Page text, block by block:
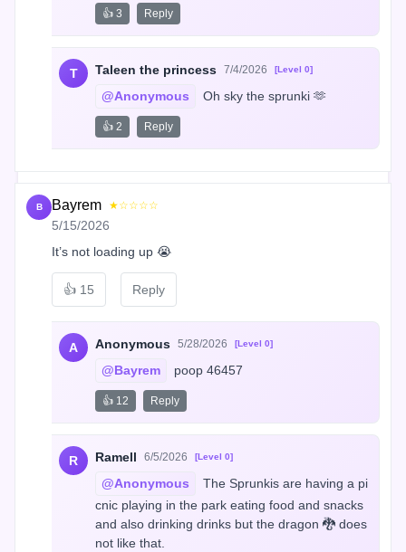
👍 3 Reply
T Taleen the princess 7/4/2026 [Level 0]
@Anonymous Oh sky the sprunki 🫶
👍 2 Reply
B Bayrem ★☆☆☆☆
5/15/2026
It’s not loading up 😭
👍 15 Reply
A Anonymous 5/28/2026 [Level 0]
@Bayrem poop 46457
👍 12 Reply
R Ramell 6/5/2026 [Level 0]
@Anonymous
The Sprunkis are having a pi
cnic playing in the park eating food and snacks
and also drinking drinks but the dragon 🐉 does
not like that.